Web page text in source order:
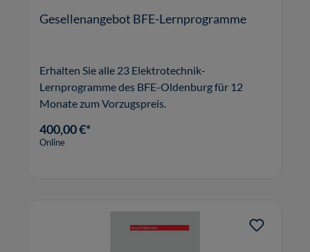
Gesellenangebot BFE-Lernprogramme
Erhalten Sie alle 23 Elektrotechnik-
Lernprogramme des BFE-Oldenburg für 12
Monate zum Vorzugspreis.
400,00 €*
Online